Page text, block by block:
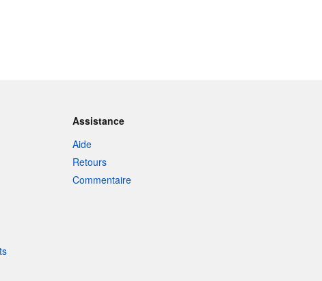
Assistance
Aide
Retours
Commentaire